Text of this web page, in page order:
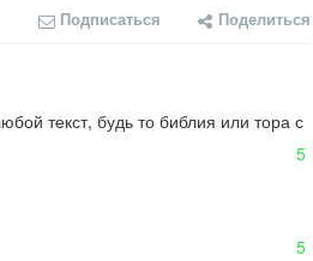
Подписаться Поделиться
текст, будь то библия или тора с
5
5